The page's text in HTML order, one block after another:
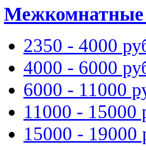
Межкомнатные
2350 - 4000
4000 - 6000
6000 - 11000
11000 - 15000
15000 - 19000